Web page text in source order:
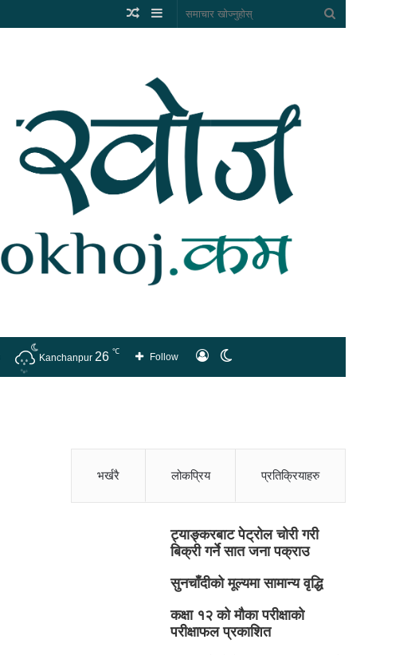
Sidebar
Random
लगइन
Follow
Kanchanpur 26 ℃
भर्खरै लोकप्रिय प्रतिक्रियाहरु
ट्याङ्करबाट पेट्रोल चोरी गरी
बिक्री गर्ने सात जना पक्राउ
सुनचाँदीको मूल्यमा सामान्य वृद्धि
कक्षा १२ को मौका परीक्षाको
परीक्षाफल प्रकाशित